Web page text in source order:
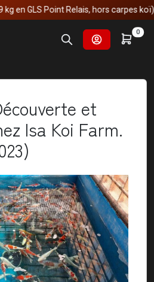
GLS Point Relais, hors carpes koï)
0
chez Isa Koi Farm.
et
Isa Koi Farm.